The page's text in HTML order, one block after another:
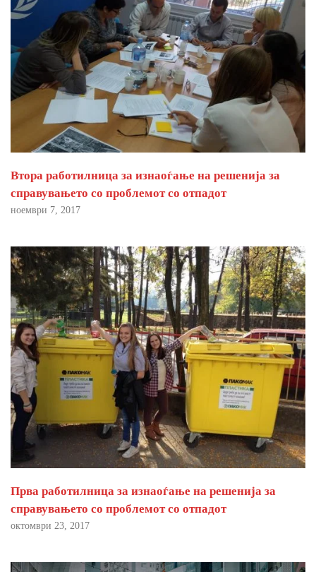
Втора работилница за изнаоѓање на решенија за
справувањето со проблемот со отпадот
ноември 7, 2017
Прва работилница за изнаоѓање на решенија за
справувањето со проблемот со отпадот
октомври 23, 2017